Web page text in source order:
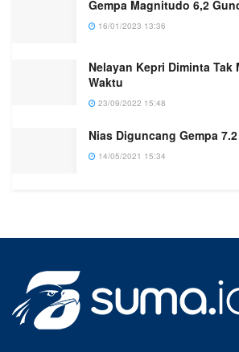
Gempa Magnitudo 6,2
16/01/2023 13:36
Nelayan Kepri Diminta Tak
Waktu
23/09/2022 15:48
Nias Diguncang Gempa
14/05/2021 15:34